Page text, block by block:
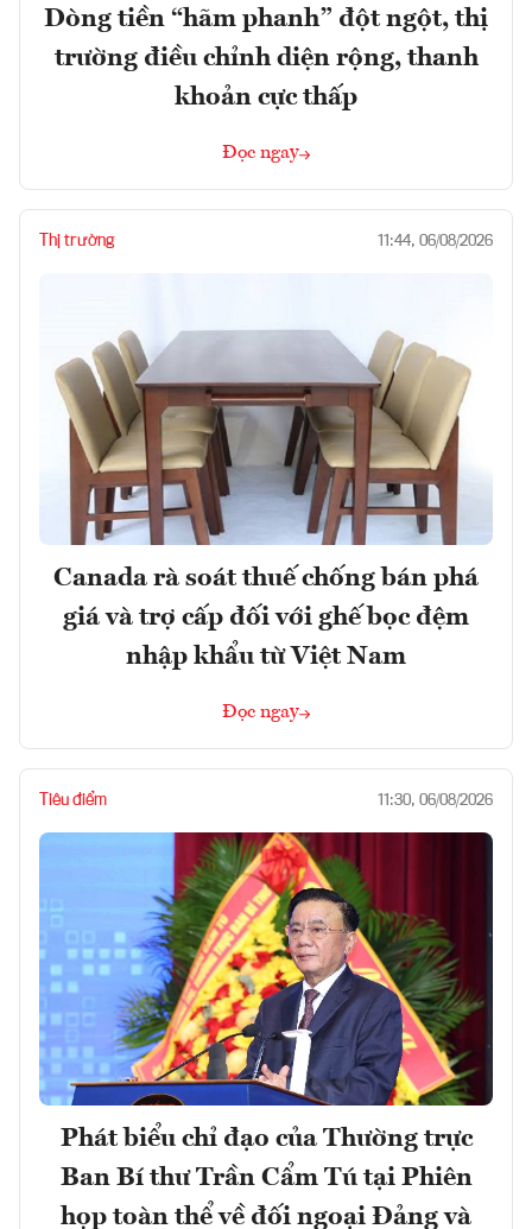
Dòng tiền “hãm phanh” đột ngột, thị
trường điều chỉnh diện rộng, thanh
khoản cực thấp
Đọc ngay
Thị trường 11:44, 06/08/2026
Canada rà soát thuế chống bán phá
giá và trợ cấp đối với ghế bọc đệm
nhập khẩu từ Việt Nam
Đọc ngay
Tiêu điểm 11:30, 06/08/2026
Phát biểu chỉ đạo của Thường trực
Ban Bí thư Trần Cẩm Tú tại Phiên
họp toàn thể về đối ngoại Đảng và